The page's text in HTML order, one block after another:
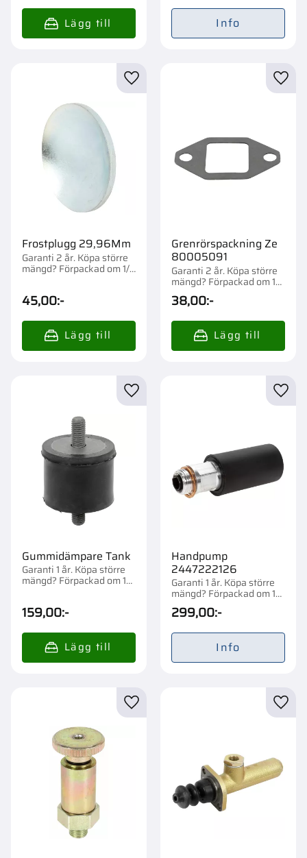
Info
Frostplugg 29,96Mm
Garanti 2 år. Köpa större
mängd? Förpackad om 1/6
45,00:-
Lägg till i favoriter
Grenrörspackning Ze
80005091
Garanti 2 år. Köpa större
mängd? Förpackad om 1
st.
38,00:-
Gummidämpare Tank
Garanti 1 år. Köpa större
mängd? Förpackad om 1
159,00:-
Lägg till i favoriter
Handpump
2447222126
Garanti 1 år. Köpa större
mängd? Förpackad om 1
st.
299,00:-
Info
Lägg till i favoriter